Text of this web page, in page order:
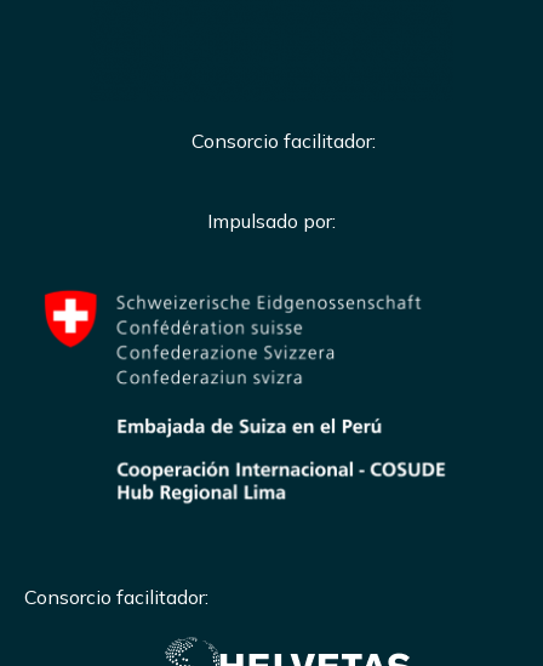
Consorcio facilitador:
Impulsado por:
Consorcio facilitador: